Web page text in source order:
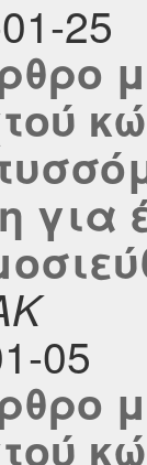
25
για
05